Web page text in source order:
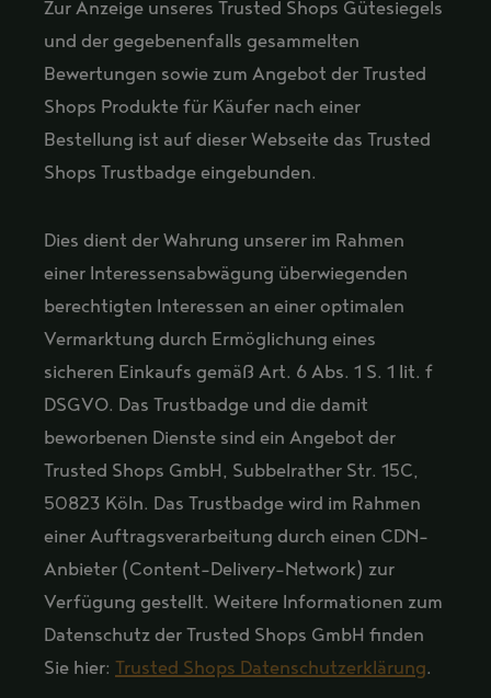
Zur Anzeige unseres Trusted Shops Gütesiegels
und der gegebenenfalls gesammelten
Bewertungen sowie zum Angebot der Trusted
Shops Produkte für Käufer nach einer
Bestellung ist auf dieser Webseite das Trusted
Shops Trustbadge eingebunden.
Dies dient der Wahrung unserer im Rahmen
einer Interessensabwägung überwiegenden
berechtigten Interessen an einer optimalen
Vermarktung durch Ermöglichung eines
sicheren Einkaufs gemäß Art. 6 Abs. 1 S. 1 lit. f
DSGVO. Das Trustbadge und die damit
beworbenen Dienste sind ein Angebot der
Trusted Shops GmbH, Subbelrather Str. 15C,
50823 Köln. Das Trustbadge wird im Rahmen
einer Auftragsverarbeitung durch einen CDN-
Anbieter (Content-Delivery-Network) zur
Verfügung gestellt. Weitere Informationen zum
Datenschutz der Trusted Shops GmbH finden
Sie hier: Trusted Shops Datenschutzerklärung.